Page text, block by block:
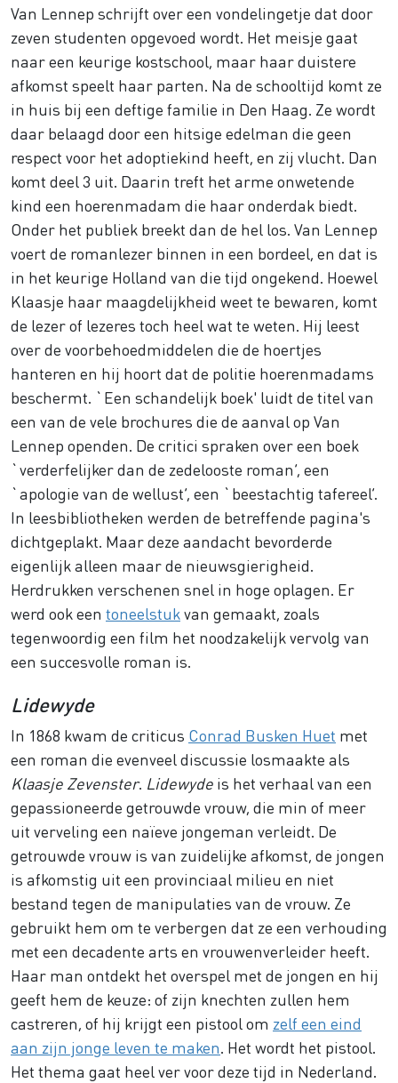
Van Lennep schrijft over een vondelingetje dat door
zeven studenten opgevoed wordt. Het meisje gaat
naar een keurige kostschool, maar haar duistere
afkomst speelt haar parten. Na de schooltijd komt ze
in huis bij een deftige familie in Den Haag. Ze wordt
daar belaagd door een hitsige edelman die geen
respect voor het adoptiekind heeft, en zij vlucht. Dan
komt deel 3 uit. Daarin treft het arme onwetende
kind een hoerenmadam die haar onderdak biedt.
Onder het publiek breekt dan de hel los. Van Lennep
voert de romanlezer binnen in een bordeel, en dat is
in het keurige Holland van die tijd ongekend. Hoewel
Klaasje haar maagdelijkheid weet te bewaren, komt
de lezer of lezeres toch heel wat te weten. Hij leest
over de voorbehoedmiddelen die de hoertjes
hanteren en hij hoort dat de politie hoerenmadams
beschermt. `Een schandelijk boek' luidt de titel van
een van de vele brochures die de aanval op Van
Lennep openden. De critici spraken over een boek
`verderfelijker dan de zedelooste roman’, een
`apologie van de wellust’, een `beestachtig tafereel’.
In leesbibliotheken werden de betreffende pagina's
dichtgeplakt. Maar deze aandacht bevorderde
eigenlijk alleen maar de nieuwsgierigheid.
Herdrukken verschenen snel in hoge oplagen. Er
werd ook een toneelstuk van gemaakt, zoals
tegenwoordig een film het noodzakelijk vervolg van
een succesvolle roman is.
Lidewyde
In 1868 kwam de criticus Conrad Busken Huet met
een roman die evenveel discussie losmaakte als
Klaasje Zevenster. Lidewyde is het verhaal van een
gepassioneerde getrouwde vrouw, die min of meer
uit verveling een naïeve jongeman verleidt. De
getrouwde vrouw is van zuidelijke afkomst, de jongen
is afkomstig uit een provinciaal milieu en niet
bestand tegen de manipulaties van de vrouw. Ze
gebruikt hem om te verbergen dat ze een verhouding
met een decadente arts en vrouwenverleider heeft.
Haar man ontdekt het overspel met de jongen en hij
geeft hem de keuze: of zijn knechten zullen hem
castreren, of hij krijgt een pistool om zelf een eind
aan zijn jonge leven te maken . Het wordt het pistool.
Het thema gaat heel ver voor deze tijd in Nederland.